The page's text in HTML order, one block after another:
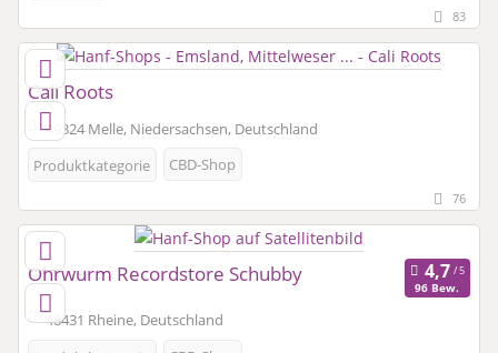
83
Cali Roots
49324 Melle, Niedersachsen, Deutschland
Produktkategorie
CBD-Shop
76
Ohrwurm Recordstore Schubby
96 Bew.
48431 Rheine, Deutschland